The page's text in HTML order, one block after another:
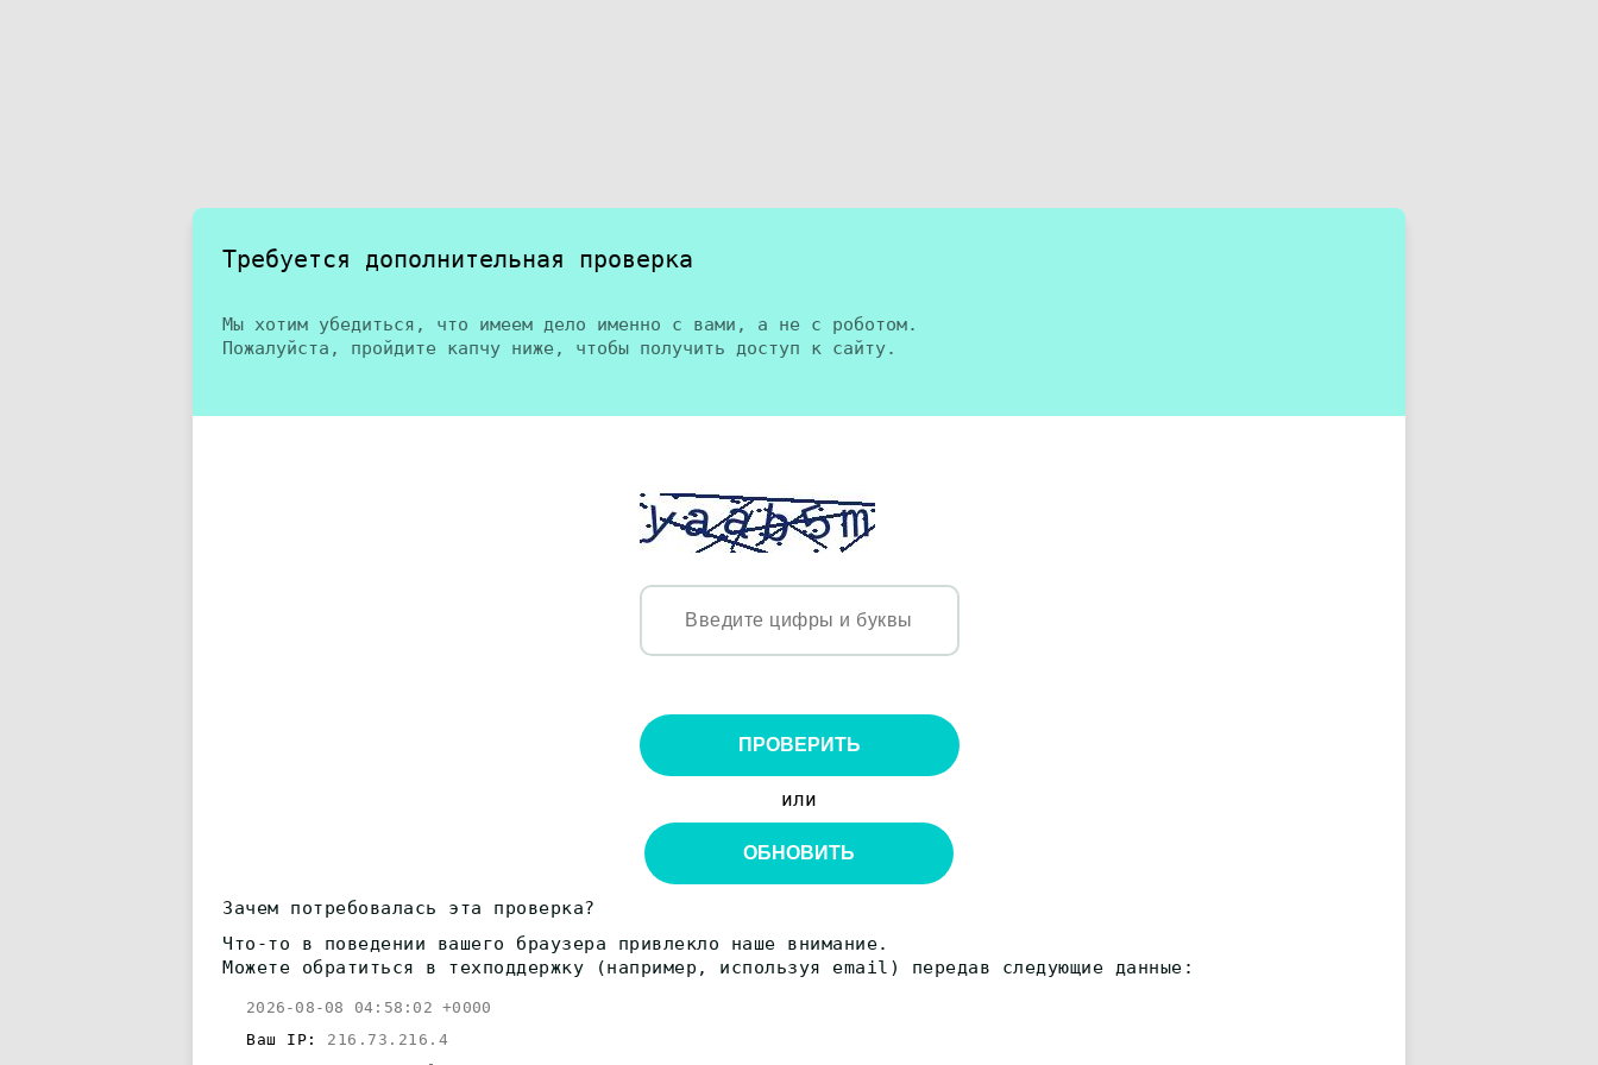
Требуется дополнительная проверка
Мы хотим убедиться, что имеем дело именно с вами, а не с роботом.
Пожалуйста, пройдите капчу ниже, чтобы получить доступ к сайту.
ПРОВЕРИТЬ
или
ОБНОВИТЬ
Зачем потребовалась эта проверка?
Что-то в поведении вашего браузера привлекло наше внимание.
Можете обратиться в техподдержку (например, используя email) передав следующие данные:
2026-08-08 04:58:02 +0000
Ваш IP: 216.73.216.4